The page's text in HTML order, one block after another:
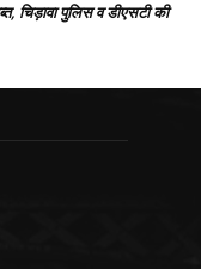
चिड़ावा पुलिस व डीएसटी की